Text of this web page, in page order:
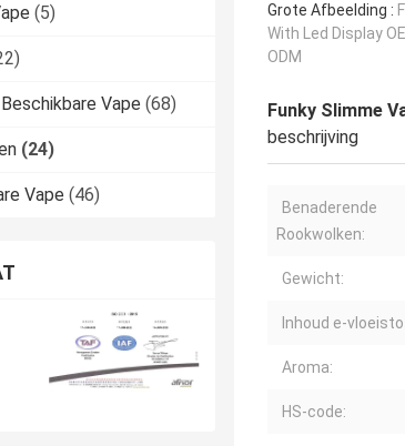
(5)
Vape (68)
(24)
Vape (46)
Grote Afbeelding :
With Led Display
ODM
Funky Slimme
beschrijving
Benaderende
Rookwolken:
Gewicht:
Inhoud e-
Aroma:
HS-code: